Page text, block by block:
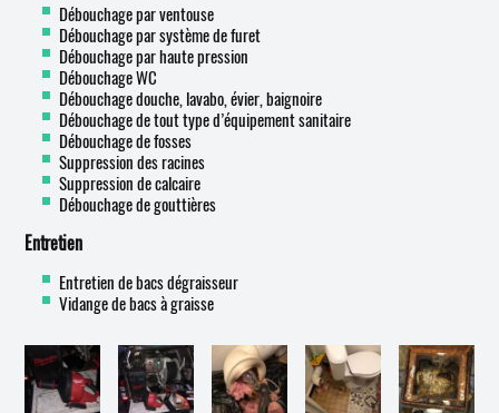
Débouchage par ventouse
Débouchage par système de furet
Débouchage par haute pression
Débouchage WC
Débouchage douche, lavabo, évier, baignoire
Débouchage de tout type d’équipement sanitaire
Débouchage de fosses
Suppression des racines
Suppression de calcaire
Débouchage de gouttières
Entretien
Entretien de bacs dégraisseur
Vidange de bacs à graisse